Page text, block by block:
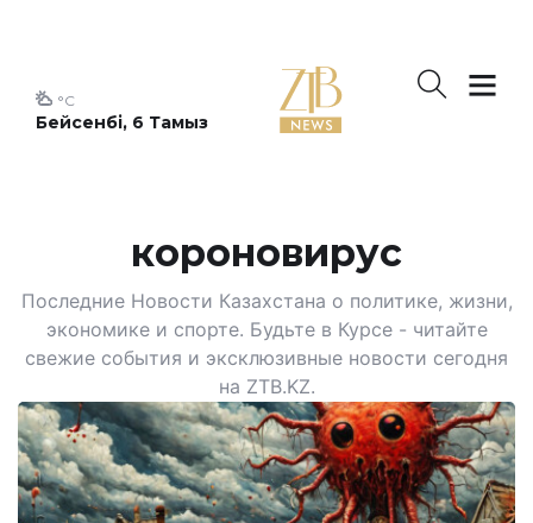
Бейсенбі, 6 Тамыз
°C
короновирус
Последние Новости Казахстана о политике, жизни,
экономике и спорте. Будьте в Курсе - читайте
свежие события и эксклюзивные новости сегодня
на ZTB.KZ.